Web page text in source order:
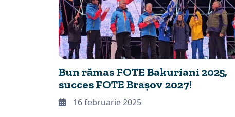
Bun rămas FOTE Bakuriani 2025,
succes FOTE Brașov 2027!
16 februarie 2025